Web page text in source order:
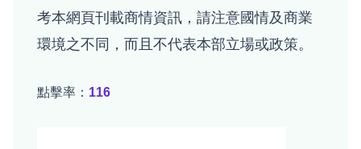
考本網頁刊載商情資訊，請注意國情及商業
環境之不同，而且不代表本部立場或政策。
點擊率： 116